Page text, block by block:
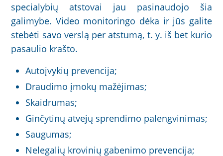
specialybių atstovai jau pasinaudojo šia
galimybe. Video monitoringo dėka ir jūs galite
stebėti savo verslą per atstumą, t. y. iš bet kurio
pasaulio krašto.
Autoįvykių prevencija;
Draudimo įmokų mažėjimas;
Skaidrumas;
Ginčytinų atvejų sprendimo palengvinimas;
Saugumas;
Nelegalių krovinių gabenimo prevencija;